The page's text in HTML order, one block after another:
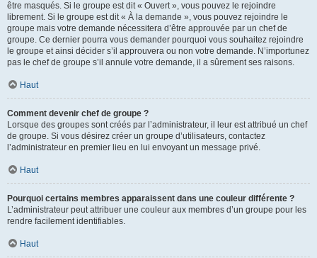
être masqués. Si le groupe est dit « Ouvert », vous pouvez le rejoindre
librement. Si le groupe est dit « À la demande », vous pouvez rejoindre le
groupe mais votre demande nécessitera d’être approuvée par un chef de
groupe. Ce dernier pourra vous demander pourquoi vous souhaitez rejoindre
le groupe et ainsi décider s’il approuvera ou non votre demande. N’importunez
pas le chef de groupe s’il annule votre demande, il a sûrement ses raisons.
Haut
Comment devenir chef de groupe ?
Lorsque des groupes sont créés par l’administrateur, il leur est attribué un chef
de groupe. Si vous désirez créer un groupe d’utilisateurs, contactez
l’administrateur en premier lieu en lui envoyant un message privé.
Haut
Pourquoi certains membres apparaissent dans une couleur différente ?
L’administrateur peut attribuer une couleur aux membres d’un groupe pour les
rendre facilement identifiables.
Haut